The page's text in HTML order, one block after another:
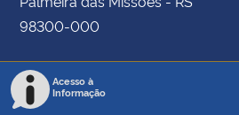
98300-000
Acesso à
Informação